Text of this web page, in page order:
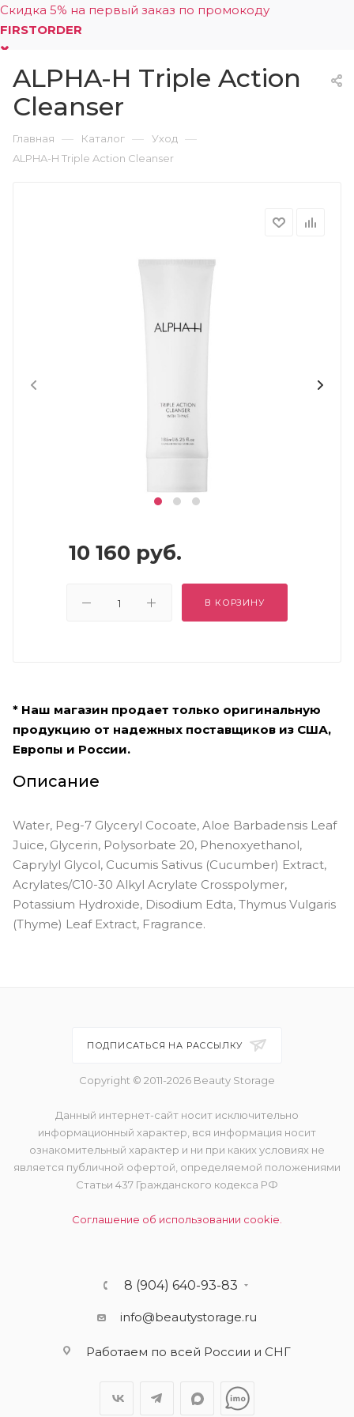
Скидка 5% на первый заказ по промокоду
FIRSTORDER
0
ALPHA-H Triple Action
Cleanser
Главная — Каталог — Уход —
ALPHA-H Triple Action Cleanser
10 160 руб.
В КОРЗИНУ
* Наш магазин продает только оригинальную
продукцию от надежных поставщиков из США,
Европы и России.
Описание
Water, Peg-7 Glyceryl Cocoate, Aloe Barbadensis Leaf
Juice, Glycerin, Polysorbate 20, Phenoxyethanol,
Caprylyl Glycol, Cucumis Sativus (Cucumber) Extract,
Acrylates/C10-30 Alkyl Acrylate Crosspolymer,
Potassium Hydroxide, Disodium Edta, Thymus Vulgaris
(Thyme) Leaf Extract, Fragrance.
ПОДПИСАТЬСЯ НА РАССЫЛКУ
Copyright © 2011-2026 Beauty Storage
Данный интернет-сайт носит исключительно
информационный характер, вся информация носит
ознакомительный характер и ни при каких условиях не
является публичной офертой, определяемой положениями
Статьи 437 Гражданского кодекса РФ
Соглашение об использовании cookie.
8 (904) 640-93-83
info@beautystorage.ru
Работаем по всей России и СНГ